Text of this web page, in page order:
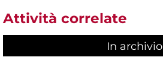
Attività correlate
In archivio